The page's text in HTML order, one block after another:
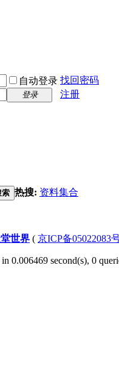
自动登录 找回密码
登录
注册
索 热搜: 资料集合
世界 ( 京ICP备05022083
in 0.006469 second(s), 0